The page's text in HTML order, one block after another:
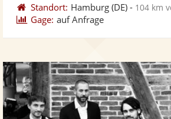
Standort: Hamburg (DE) - 104 km
Gage: auf Anfrage